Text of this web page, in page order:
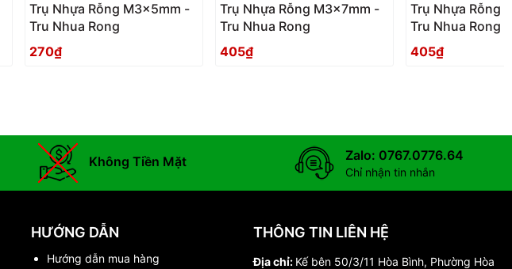
Trụ Nhựa Rỗng M3x5mm -
Tru Nhua Rong
270₫
Trụ Nhựa Rỗng M3x7mm -
Tru Nhua Rong
405₫
Trụ Nhựa Rỗng
Tru Nhua Rong
405₫
Không Tiền Mặt Zalo: 0767.0776.64
Chỉ nhận tin nhắn
HƯỚNG DẪN
Hướng dẫn mua hàng
THÔNG TIN LIÊN HỆ
Địa chỉ: Kế bên 50/3/11 Hòa Bình, Phường Hòa